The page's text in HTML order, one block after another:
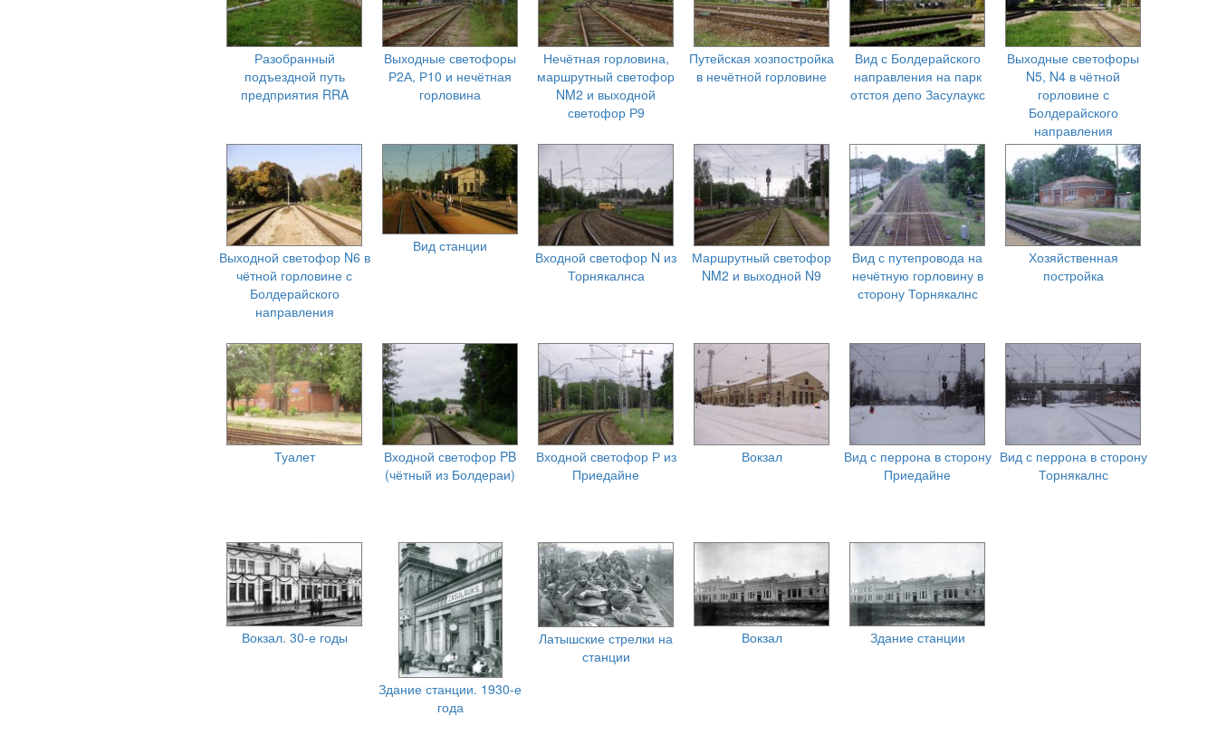
Разобранный
подъездной путь
предприятия RRA
Выходные светофоры
Р2А, Р10 и нечётная
горловина
Нечётная горловина,
маршрутный светофор
NM2 и выходной
светофор Р9
Путейская хозпостройка
в нечётной горловине
Вид с Болдерайского
направления на парк
отстоя депо Засулаукс
Выходные светофоры
N5, N4 в чётной
горловине с
Болдерайского
направления
Выходной светофор N6 в
чётной горловине с
Болдерайского
направления
Вид станции
Входной светофор N из
Торнякалнса
Маршрутный светофор
NM2 и выходной N9
Вид с путепровода на
нечётную горловину в
сторону Торнякалнс
Хозяйственная
постройка
Туалет
Входной светофор PB
(чётный из Болдераи)
Входной светофор Р из
Приедайне
Вокзал
Вид с перрона в сторону
Приедайне
Вид с перрона в сторону
Торнякалнс
Вокзал. 30-е годы
Здание станции. 1930-е
года
Латышские стрелки на
станции
Вокзал Здание станции